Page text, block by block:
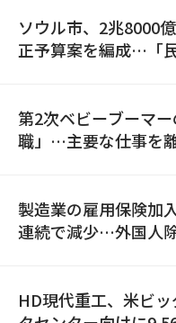
ソウル市、2兆8000
正予算案を編成…「
第2次ベビーブーマ
職」…主要な仕事を
製造業の雇用保険加
連続で減少…外国人
HD現代重工、米ビ